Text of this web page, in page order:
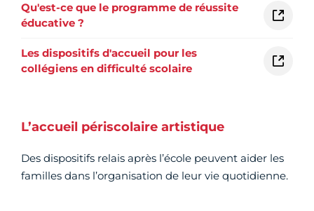
Qu'est-ce que le programme de réussite
éducative ?
Les dispositifs d'accueil pour les
collégiens en difficulté scolaire
L’accueil périscolaire artistique
Des dispositifs relais après l’école peuvent aider les
familles dans l’organisation de leur vie quotidienne.